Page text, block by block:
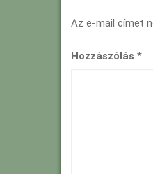
Az e-mail címet
Hozzászólás *